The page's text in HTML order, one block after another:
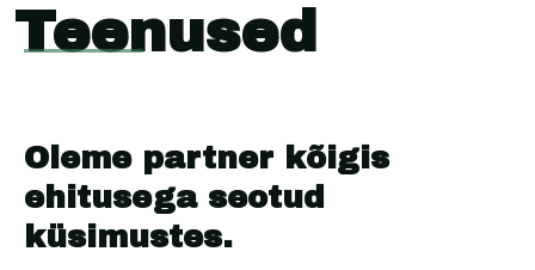
Teenused
Oleme partner kõigis
ehitusega seotud
küsimustes.